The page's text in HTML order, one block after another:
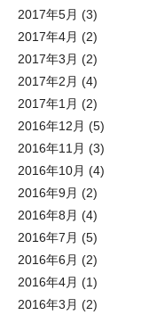
2017年5月 (3)
2017年4月 (2)
2017年3月 (2)
2017年2月 (4)
2017年1月 (2)
2016年12月 (5)
2016年11月 (3)
2016年10月 (4)
2016年9月 (2)
2016年8月 (4)
2016年7月 (5)
2016年6月 (2)
2016年4月 (1)
2016年3月 (2)